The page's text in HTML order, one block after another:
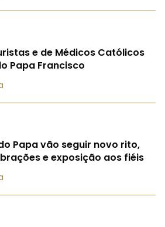
e de Médicos Católicos
Papa Francisco
Papa vão seguir novo rito,
e exposição aos fiéis